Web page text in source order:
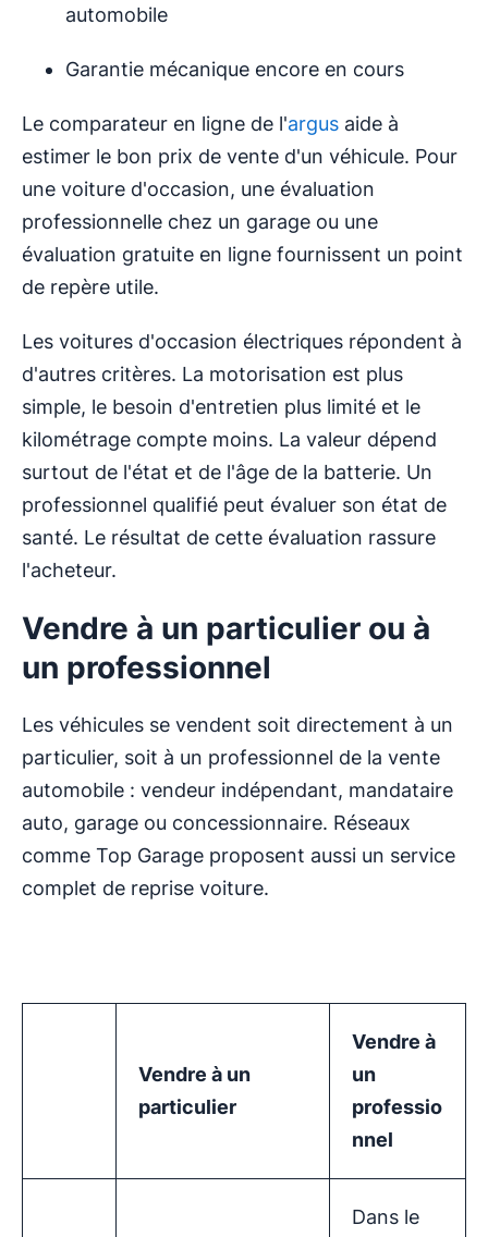
automobile
Garantie mécanique encore en cours
Le comparateur en ligne de l'argus aide à
estimer le bon prix de vente d'un véhicule. Pour
une voiture d'occasion, une évaluation
professionnelle chez un garage ou une
évaluation gratuite en ligne fournissent un point
de repère utile.
Les voitures d'occasion électriques répondent à
d'autres critères. La motorisation est plus
simple, le besoin d'entretien plus limité et le
kilométrage compte moins. La valeur dépend
surtout de l'état et de l'âge de la batterie. Un
professionnel qualifié peut évaluer son état de
santé. Le résultat de cette évaluation rassure
l'acheteur.
Vendre à un particulier ou à
un professionnel
Les véhicules se vendent soit directement à un
particulier, soit à un professionnel de la vente
automobile : vendeur indépendant, mandataire
auto, garage ou concessionnaire. Réseaux
comme Top Garage proposent aussi un service
complet de reprise voiture.
Vendre à un
particulier
Vendre à
un
professio
nnel
Dans le